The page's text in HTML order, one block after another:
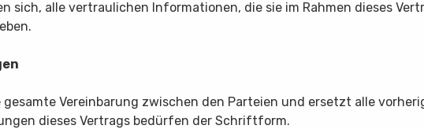
sich, alle vertraulichen Informationen, die sie im Rahmen dieses
Vereinbarung zwischen den Parteien und ersetzt alle
dieses Vertrags bedürfen der Schriftform.